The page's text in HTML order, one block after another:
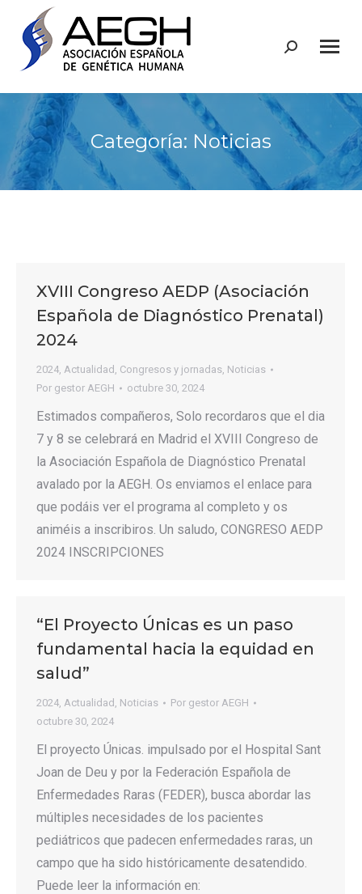
Buscar:
Categoría: Noticias
XVIII Congreso AEDP (Asociación
Española de Diagnóstico Prenatal)
2024
2024, Actualidad , Congresos y jornadas, Noticias
Por gestor AEGH octubre 30, 2024
Estimados compañeros, Solo recordaros que el dia
7 y 8 se celebrará en Madrid el XVIII Congreso de
la Asociación Española de Diagnóstico Prenatal
avalado por la AEGH. Os enviamos el enlace para
que podáis ver el programa al completo y os
animéis a inscribiros. Un saludo, CONGRESO AEDP
2024 INSCRIPCIONES
“El Proyecto Únicas es un paso
fundamental hacia la equidad en
salud”
2024, Actualidad , Noticias Por gestor AEGH
octubre 30, 2024
El proyecto Únicas. impulsado por el Hospital Sant
Joan de Deu y por la Federación Española de
Enfermedades Raras (FEDER), busca abordar las
múltiples necesidades de los pacientes
pediátricos que padecen enfermedades raras, un
campo que ha sido históricamente desatendido.
Puede leer la información en: